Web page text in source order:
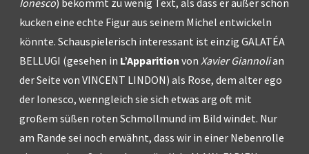
kucken eine echte Figur aus seinem Michel entwickeln
könnte. Schauspielerisch interessant ist einzig GALATÉA
BELLUGI (gesehen in L’Apparition von Xavier Giannolian
der Seite von VINCENT LINDON) als Rose, dem alter ego
der Ionesco, wenngleich sie sich etwas arg oft mit
großem süßen roten Schmollmund im Bild windet. Nur
am Rande sei noch erwähnt, dass wir in einer Nebenrolle